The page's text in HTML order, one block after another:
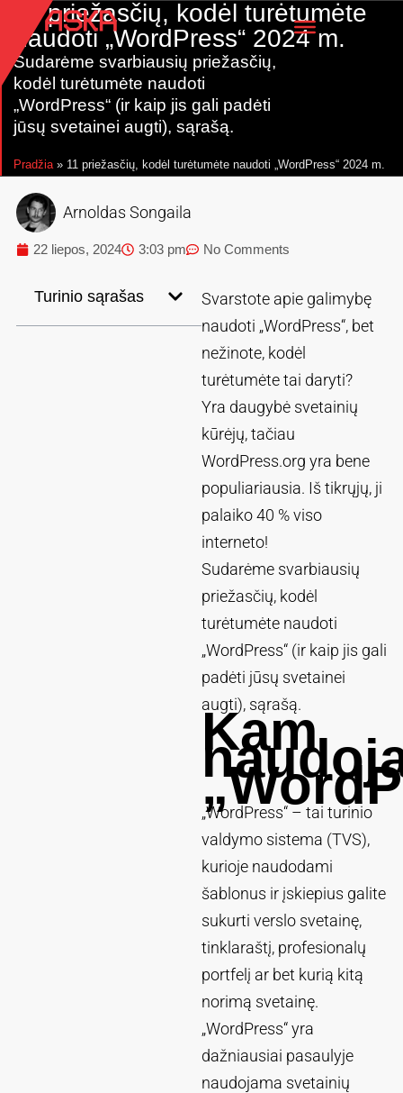
11 priežasčių, kodėl turėtumėte
naudoti „WordPress“ 2024 m.
Sudarėme svarbiausių priežasčių,
kodėl turėtumėte naudoti
„WordPress“ (ir kaip jis gali padėti
jūsų svetainei augti), sąrašą.
Pradžia» 11 priežasčių, kodėl turėtumėte naudoti „WordPress“ 2024 m.
Arnoldas Songaila
22 liepos, 2024 3:03 pm No Comments
Turinio sąrašas
Svarstote apie galimybę
naudoti „WordPress“, bet
nežinote, kodėl
turėtumėte tai daryti?
Yra daugybė svetainių
kūrėjų, tačiau
WordPress.org yra bene
populiariausia. Iš tikrųjų, ji
palaiko 40 % viso
interneto!
Sudarėme svarbiausių
priežasčių, kodėl
turėtumėte naudoti
„WordPress“ (ir kaip jis gali
padėti jūsų svetainei
augti), sąrašą.
Kam
„WordPress“ – tai turinio
valdymo sistema (TVS),
kurioje naudodami
šablonus ir įskiepius galite
sukurti verslo svetainę,
tinklaraštį, profesionalų
portfelį ar bet kurią kitą
norimą svetainę.
„WordPress“ yra
dažniausiai pasaulyje
naudojama svetainių